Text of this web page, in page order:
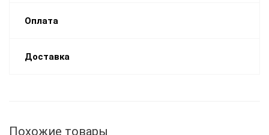
Оплата
Доставка
Похожие товары